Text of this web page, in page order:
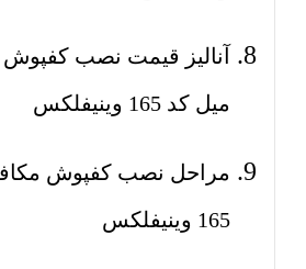
میل کد 165 وینیفلکس
165 وینیفلکس